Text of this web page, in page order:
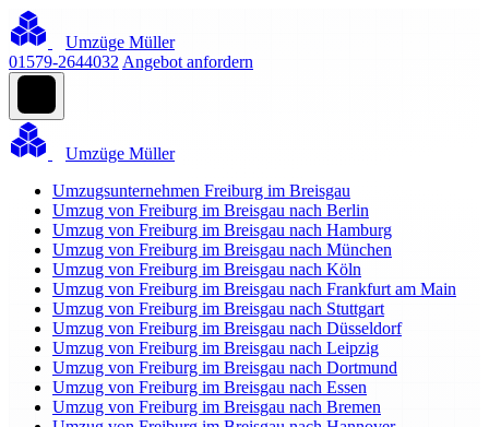
Umzüge Müller
01579-2644032 Angebot anfordern
Umzüge Müller
Umzugsunternehmen Freiburg im Breisgau
Umzug von Freiburg im Breisgau nach Berlin
Umzug von Freiburg im Breisgau nach Hamburg
Umzug von Freiburg im Breisgau nach München
Umzug von Freiburg im Breisgau nach Köln
Umzug von Freiburg im Breisgau nach Frankfurt am Main
Umzug von Freiburg im Breisgau nach Stuttgart
Umzug von Freiburg im Breisgau nach Düsseldorf
Umzug von Freiburg im Breisgau nach Leipzig
Umzug von Freiburg im Breisgau nach Dortmund
Umzug von Freiburg im Breisgau nach Essen
Umzug von Freiburg im Breisgau nach Bremen